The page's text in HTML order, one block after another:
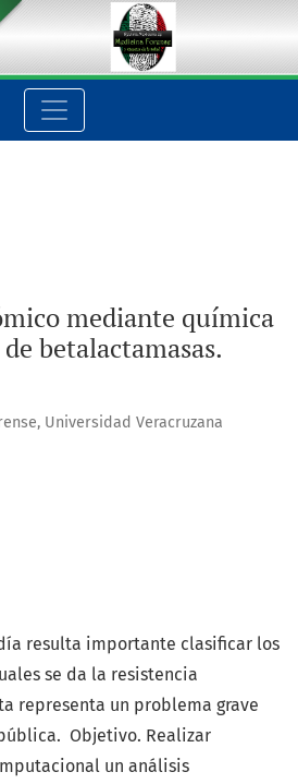
química computacional de
mediante química
betalactamasas.
Universidad Veracruzana
resulta importante clasificar los
se da la resistencia
representa un problema grave
Objetivo. Realizar
un análisis